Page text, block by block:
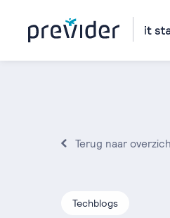
Terug naar
Techblogs